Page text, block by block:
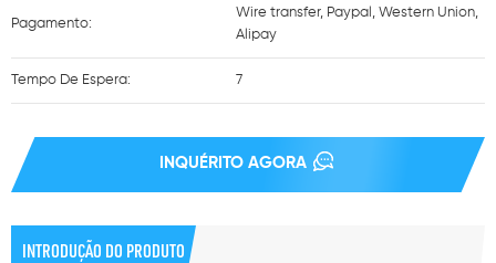
Pagamento:
Wire transfer, Paypal, Western Union,
Alipay
Tempo De Espera: 7
INQUÉRITO AGORA
INTRODUÇÃO DO PRODUTO